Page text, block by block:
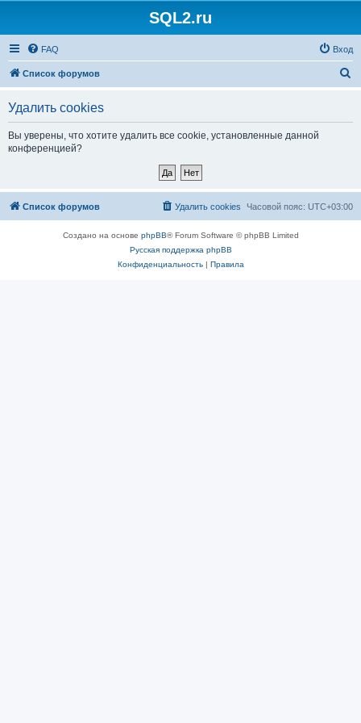
SQL2.ru
FAQ Вход
Список форумов
Удалить cookies
Вы уверены, что хотите удалить все cookie, установленные данной
конференцией?
Список форумов Часовой пояс: UTC+03:00
Удалить cookies
Создано на основе phpBB® Forum Software © phpBB Limited
Русская поддержка phpBB
Конфиденциальность| Правила